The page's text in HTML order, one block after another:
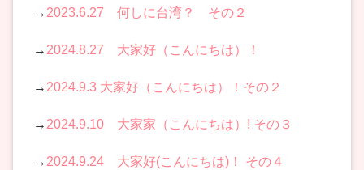
→ 2023.6.27 何しに台湾？ その２
→ 2024.8.27 大家好（こんにちは）！
→ 2024.9.3 大家好（こんにちは）！その２
→ 2024.9.10 大家家（こんにちは）! その３
→ 2024.9.24 大家好(こんにちは)！ その４